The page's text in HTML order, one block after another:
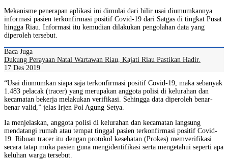
Mekanisme penerapan aplikasi ini dimulai dari hilir usai diumumkannya
informasi pasien terkonfirmasi positif Covid-19 dari Satgas di tingkat Pusat
hingga Riau. Informasi itu kemudian dilakukan pengolahan data yang
diperoleh tersebut.
Baca Juga
Dukung Perayaan Natal Wartawan Riau, Kajati Riau Pastikan Hadir.
17 Des 2019
“Usai diumumkan siapa saja terkonfirmasi positif Covid-19, maka sebanyak
1.483 pelacak (tracer) yang merupakan anggota polisi di kelurahan dan
kecamatan bekerja melakukan verifikasi. Sehingga data diperoleh benar-
benar valid,” jelas Irjen Pol Agung Setya.
Ia menjelaskan, anggota polisi di kelurahan dan kecamatan langsung
mendatangi rumah atau tempat tinggal pasien terkonfirmasi positif Covid-
19. Ribuan tracer itu dengan protokol kesehatan (Prokes) memverifikasi
secara tatap muka pasien guna mengidentifikasi serta mengetahui seperti apa
keluhan warga tersebut.